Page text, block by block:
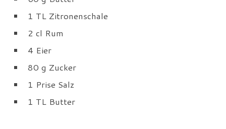
1 TL Zitronenschale
2 cl Rum
4 Eier
80 g Zucker
1 Prise Salz
1 TL Butter